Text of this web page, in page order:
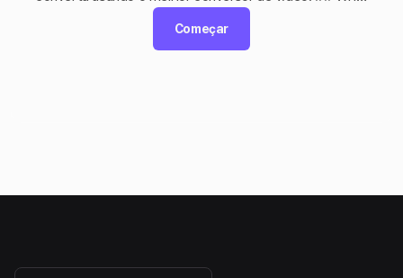
is a MKV? ## O que é um MKV?
Começar